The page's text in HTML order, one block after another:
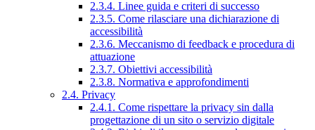
2.3.4. Linee guida e criteri di successo
2.3.5. Come rilasciare una dichiarazione di
accessibilità
2.3.6. Meccanismo di feedback e procedura di
attuazione
2.3.7. Obiettivi accessibilità
2.3.8. Normativa e approfondimenti
2.4. Privacy
2.4.1. Come rispettare la privacy sin dalla
progettazione di un sito o servizio digitale